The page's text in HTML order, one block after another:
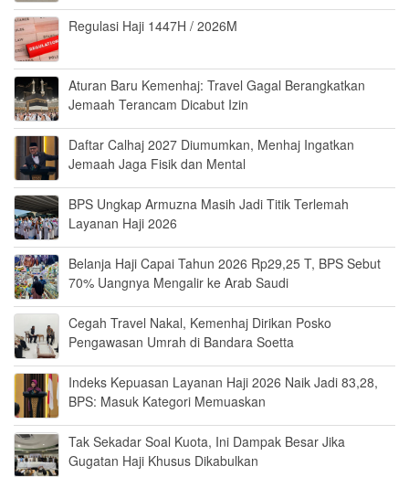
Regulasi Haji 1447H / 2026M
Aturan Baru Kemenhaj: Travel Gagal Berangkatkan
Jemaah Terancam Dicabut Izin
Daftar Calhaj 2027 Diumumkan, Menhaj Ingatkan
Jemaah Jaga Fisik dan Mental
BPS Ungkap Armuzna Masih Jadi Titik Terlemah
Layanan Haji 2026
Belanja Haji Capai Tahun 2026 Rp29,25 T, BPS Sebut
70% Uangnya Mengalir ke Arab Saudi
Cegah Travel Nakal, Kemenhaj Dirikan Posko
Pengawasan Umrah di Bandara Soetta
Indeks Kepuasan Layanan Haji 2026 Naik Jadi 83,28,
BPS: Masuk Kategori Memuaskan
Tak Sekadar Soal Kuota, Ini Dampak Besar Jika
Gugatan Haji Khusus Dikabulkan